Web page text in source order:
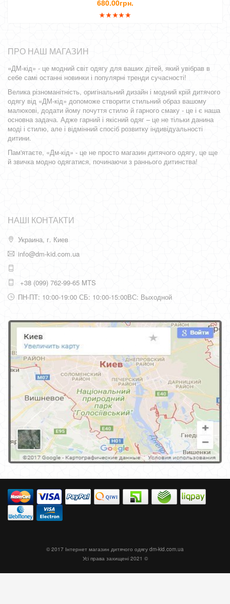
ПРО НАШ МАГАЗИН
«ДМ-кід» - це модний світ одягу для ваших дітей, який увібрав в
себе самі останні новинки і популярні тренди сучасності!
Велика різноманітність, оригінальний дизайн і модний крій дитячого
одягу від «ДМ-кід» допоможе створити стильний образ вашому
малюкові, додати йому почуття стилю й гарного смаку - це і є наша
основна задача. Адже гарний і якісний одяг – це не тільки данина
моді і стилю, але і відмінний спосіб розвитку індивідуальності
дитини.
Пам'ятаєте, «Дм-кід» - це не просто магазин дитячого одягу, це ще
й звичка модно одягатися, починаючи з раннього дитинства!
НАШІ КОНТАКТИ
Украина, г. Киев
info@dm-kid.com.ua
+38 (099) 762-99-65 MTS
ПН-ПТ: 10:00-19:00 СБ: 10:00-15:00ВС: Выходной
© 2017 Інтернет магазин дитячого одягу dm-kid.com.ua
Усі права захищені 2021 ©